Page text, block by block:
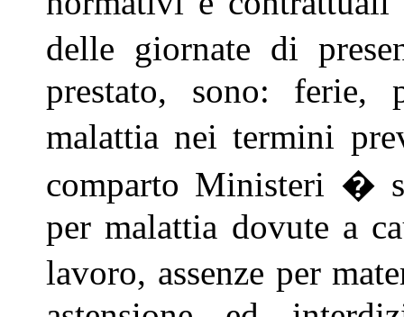
delle giornate di
prestato, sono: ferie,
malattia nei termini
comparto Ministeri �
per malattia dovute a
lavoro, assenze per